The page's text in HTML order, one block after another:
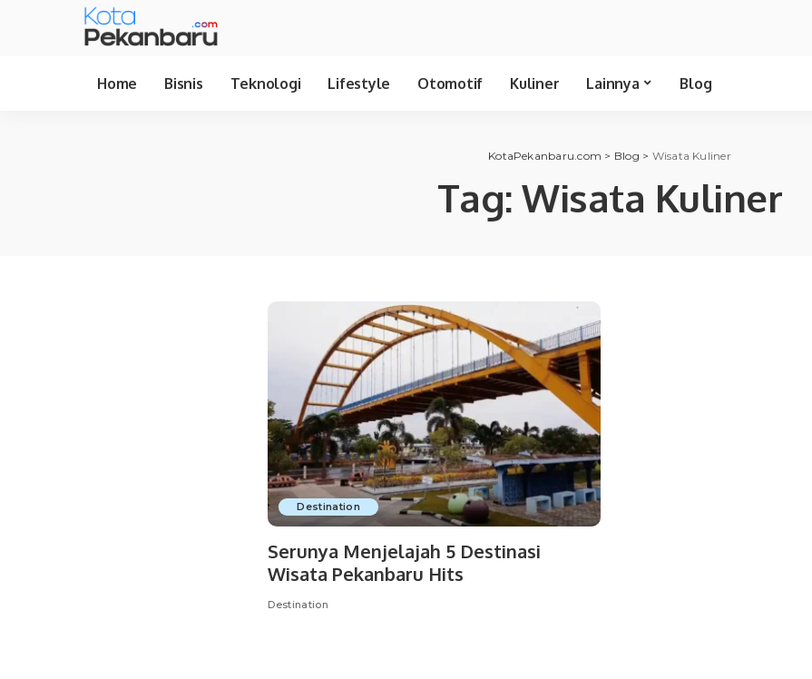
Home Bisnis Teknologi Lifestyle Otomotif Kuliner Lainnya Blog
KotaPekanbaru.com > Blog > Wisata Kuliner
Tag:Wisata Kuliner
Destination
Serunya Menjelajah 5 Destinasi
Wisata Pekanbaru Hits
Destination